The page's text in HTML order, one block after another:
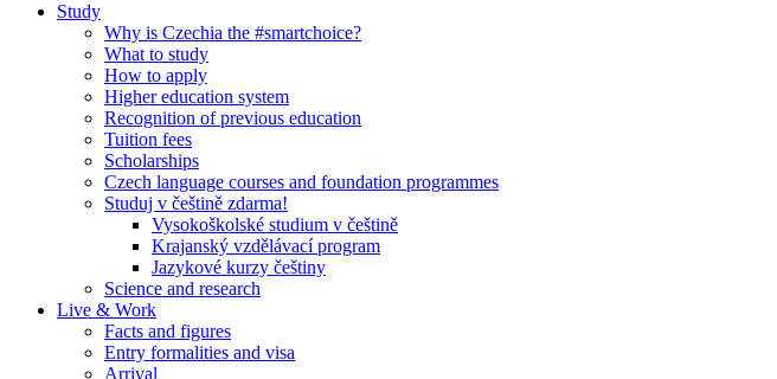
Study
Why is Czechia the #smartchoice?
What to study
How to apply
Higher education system
Recognition of previous education
Tuition fees
Scholarships
Czech language courses and foundation programmes
Studuj v češtině zdarma!
Vysokoškolské studium v češtině
Krajanský vzdělávací program
Jazykové kurzy češtiny
Science and research
Live & Work
Facts and figures
Entry formalities and visa
Arrival